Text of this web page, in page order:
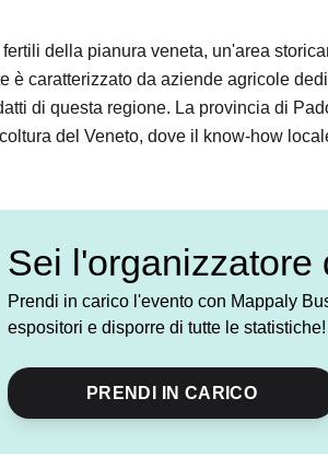
della pianura veneta, un'area
è caratterizzato da aziende agricole
di questa regione. La provincia di
del Veneto, dove il know-how
Sei l'organizzatore
Prendi in carico l'evento con Mappaly
espositori e disporre di tutte le statistiche!
PRENDI IN CARICO